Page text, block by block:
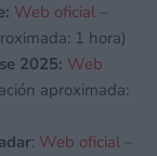
Web oficial
1 hora)
2025: Web
aproximada:
: Web oficial